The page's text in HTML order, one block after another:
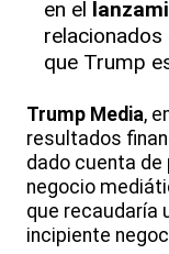
en el
relacionados
que Trump
Trump Media,
resultados
dado cuenta de
negocio
que recaudaría
incipiente